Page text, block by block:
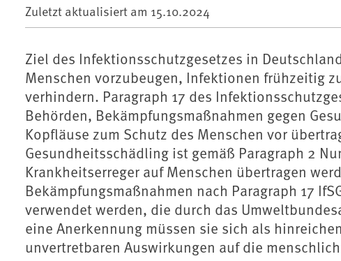
Zuletzt aktualisiert am 15.10.2024
Ziel des Infektionsschutzgesetzes in
Menschen vorzubeugen, Infektionen frühzeitig
verhindern. Paragraph 17 des
Behörden, Bekämpfungsmaßnahmen gegen
Kopfläuse zum Schutz des Menschen vor
Gesundheitsschädling ist gemäß Paragraph 2
Krankheitserreger auf Menschen übertragen
Bekämpfungsmaßnahmen nach Paragraph 17
verwendet werden, die durch das
eine Anerkennung müssen sie sich als
unvertretbaren Auswirkungen auf die